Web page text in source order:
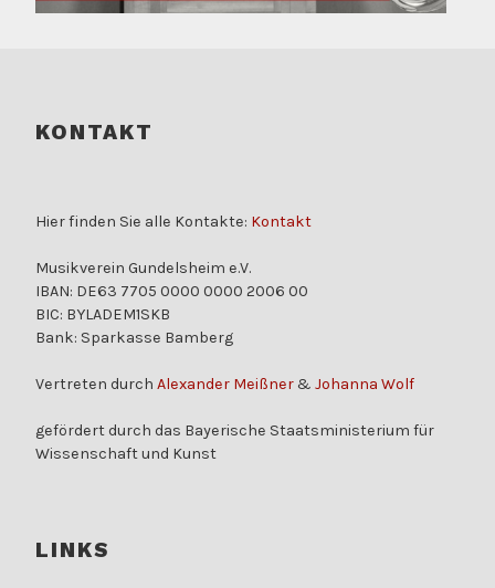
KONTAKT
Hier finden Sie alle Kontakte: Kontakt
Musikverein Gundelsheim e.V.
IBAN: DE63 7705 0000 0000 2006 00
BIC: BYLADEM1SKB
Bank: Sparkasse Bamberg
Vertreten durch Alexander Meißner & Johanna Wolf
gefördert durch das Bayerische Staatsministerium für
Wissenschaft und Kunst
LINKS